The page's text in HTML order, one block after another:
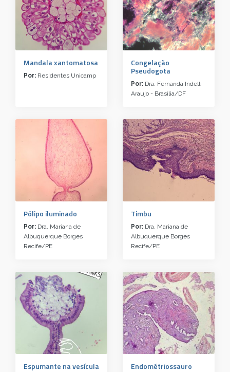
Mandala xantomatosa
Por: Residentes Unicamp
Congelação
Pseudogota
Por: Dra. Fernanda Indelli
Araujo - Brasília/DF
Pólipo iluminado
Por: Dra. Mariana de
Albuquerque Borges
Recife/PE
Timbu
Por: Dra. Mariana de
Albuquerque Borges
Recife/PE
Espumante na vesícula Endométriossauro